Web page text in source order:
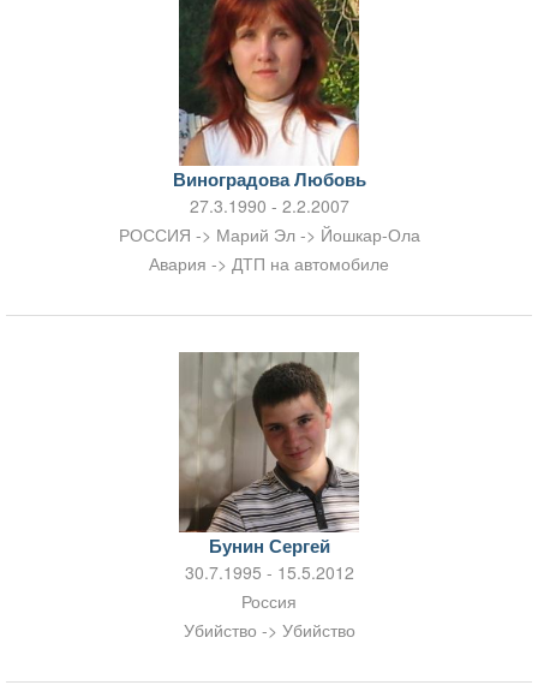
Виноградова Любовь
27.3.1990 - 2.2.2007
РОССИЯ -> Марий Эл -> Йошкар-Ола
Авария -> ДТП на автомобиле
Бунин Сергей
30.7.1995 - 15.5.2012
Россия
Убийство -> Убийство